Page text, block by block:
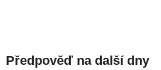
Předpověď na další dny